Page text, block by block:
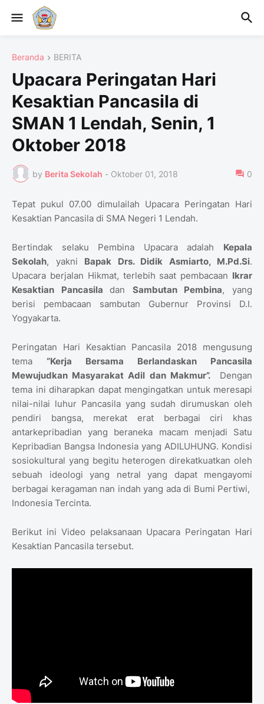
Beranda BERITA
Upacara Peringatan Hari
Kesaktian Pancasila di
SMAN 1 Lendah, Senin, 1
Oktober 2018
by Berita Sekolah - Oktober 01, 2018 0
Tepat pukul 07.00 dimulailah Upacara Peringatan Hari
Kesaktian Pancasila di SMA Negeri 1 Lendah.
Bertindak selaku Pembina Upacara adalah Kepala
Sekolah, yakni Bapak Drs. Didik Asmiarto, M.Pd.Si.
Upacara berjalan Hikmat, terlebih saat pembacaan Ikrar
Kesaktian Pancasiladan Sambutan Pembina, yang
berisi pembacaan sambutan Gubernur Provinsi D.I.
Yogyakarta.
Peringatan Hari Kesaktian Pancasila 2018 mengusung
tema “Kerja Bersama Berlandaskan Pancasila
Mewujudkan Masyarakat Adil dan Makmur”.Dengan
tema ini diharapkan dapat mengingatkan untuk meresapi
nilai-nilai luhur Pancasila yang sudah dirumuskan oleh
pendiri bangsa, merekat erat berbagai ciri khas
antarkepribadian yang beraneka macam menjadi Satu
Kepribadian Bangsa Indonesia yang ADILUHUNG. Kondisi
sosiokultural yang begitu heterogen direkatkuatkan oleh
sebuah ideologi yang netral yang dapat mengayomi
berbagai keragaman nan indah yang ada di Bumi Pertiwi,
Indonesia Tercinta.
Berikut ini Video pelaksanaan Upacara Peringatan Hari
Kesaktian Pancasila tersebut.